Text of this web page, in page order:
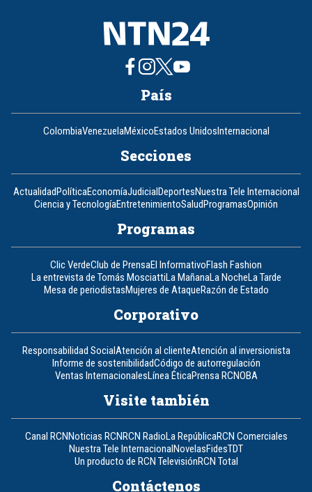
País
ColombiaVenezuelaMéxicoEstados UnidosInternacional
Secciones
ActualidadPolíticaEconomíaJudicialDeportesNuestra Tele Internacional
Ciencia y TecnologíaEntretenimientoSaludProgramasOpinión
Programas
Clic VerdeClub de PrensaEl InformativoFlash Fashion
La entrevista de Tomás MosciattiLa MañanaLa NocheLa Tarde
Mesa de periodistasMujeres de AtaqueRazón de Estado
Corporativo
Responsabilidad SocialAtención al clienteAtención al inversionista
Informe de sostenibilidadCódigo de autorregulación
Ventas InternacionalesLínea ÉticaPrensa RCNOBA
Visite también
Canal RCNNoticias RCNRCN RadioLa RepúblicaRCN Comerciales
Nuestra Tele InternacionalNovelasFidesTDT
Un producto de RCN TelevisiónRCN Total
Contáctenos